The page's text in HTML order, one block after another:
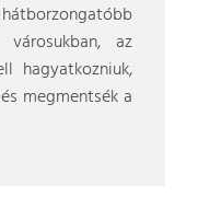
az
hagyatkozniuk,
megmentsék a